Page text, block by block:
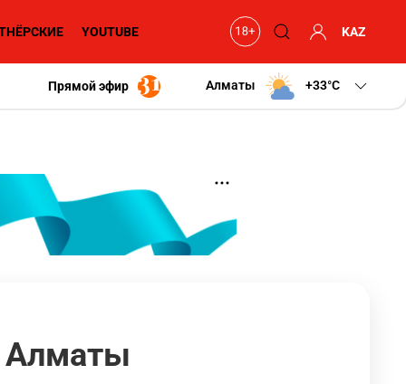
YOUTUBE KAZ
Прямой эфир Алматы +33 C
Алматы